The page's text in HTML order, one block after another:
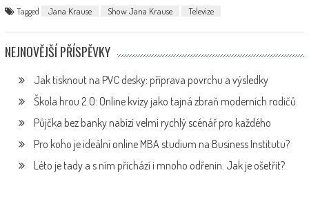
Tagged Jana Krause Show Jana Krause Televize
NEJNOVĚJŠÍ PŘÍSPĚVKY
Jak tisknout na PVC desky: příprava povrchu a výsledky
Škola hrou 2.0: Online kvízy jako tajná zbraň moderních rodičů
Půjčka bez banky nabízí velmi rychlý scénář pro každého
Pro koho je ideální online MBA studium na Business Institutu?
Léto je tady a s ním přichází i mnoho odřenin. Jak je ošetřit?